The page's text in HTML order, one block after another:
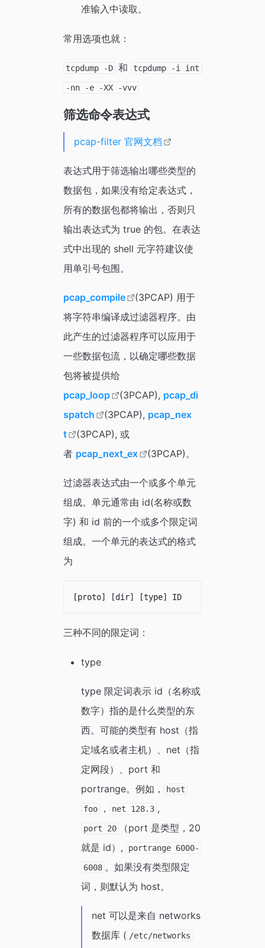
准输入中读取。
常用选项也就：
tcpdump -D 和 tcpdump -i int
-nn -e -XX -vvv
筛选命令表达式
pcap-filter 官网文档
表达式用于筛选输出哪些类型的
数据包，如果没有给定表达式，
所有的数据包都将输出，否则只
输出表达式为 true 的包。在表达
式中出现的 shell 元字符建议使
用单引号包围。
pcap_compile
(3PCAP) 用于
将字符串编译成过滤器程序。由
此产生的过滤器程序可以应用于
一些数据包流，以确定哪些数据
包将被提供给
pcap_loop
(3PCAP), pcap_di
spatch
(3PCAP), pcap_nex
t
(3PCAP), 或
者 pcap_next_ex (3PCAP)。
过滤器表达式由一个或多个单元
组成。单元通常由 id(名称或数
字) 和 id 前的一个或多个限定词
组成。一个单元的表达式的格式
为
[proto] [dir] [type] ID
三种不同的限定词：
type
type 限定词表示 id（名称或
数字）指的是什么类型的东
西。可能的类型有 host（指
定域名或者主机）、net（指
定网段）、port 和
portrange。例如，
host
foo ， net 128.3 ,
port 20
（port 是类型，20
就是 id）,
portrange 6000-
6008 。如果没有类型限定
词，则默认为 host。
net 可以是来自 networks
数据库 ( /etc/networks